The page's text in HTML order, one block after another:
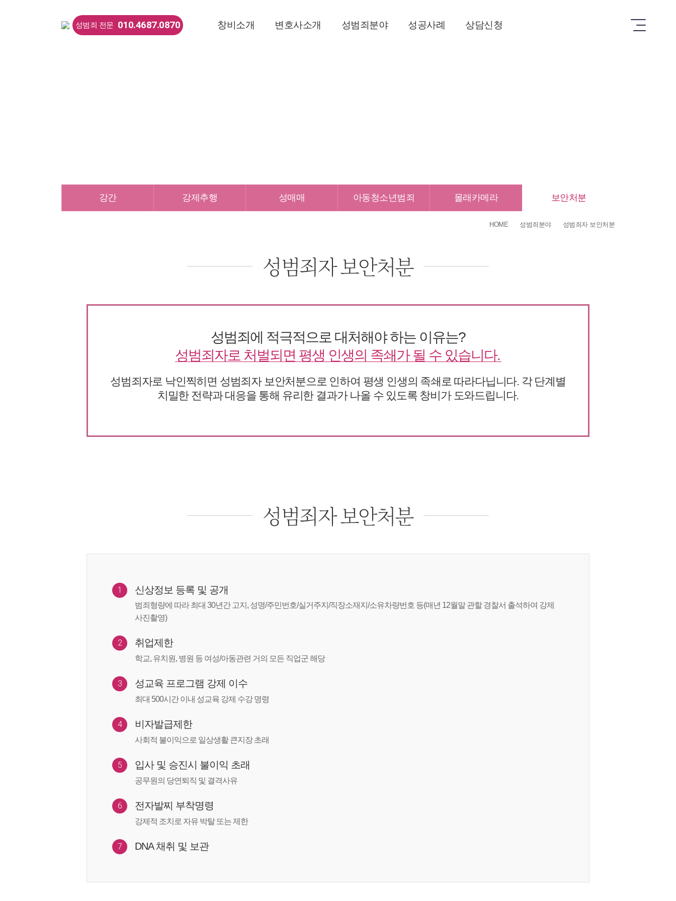
성범죄 전문 010.4687.0870 창비소개 변호사소개 성범죄분야 성공사례 상담신청
강간 강제추행 성매매 아동청소년범죄 몰래카메라 보안처분
HOME 성범죄분야 성범죄자 보안처분
성범죄자 보안처분
성범죄에 적극적으로 대처해야 하는 이유는?
성범죄자로 처벌되면 평생 인생의 족쇄가 될 수 있습니다.
성범죄자로 낙인찍히면 성범죄자 보안처분으로 인하여 평생 인생의 족쇄로 따라다닙니다. 각 단계별
치밀한 전략과 대응을 통해 유리한 결과가 나올 수 있도록 창비가 도와드립니다.
성범죄자 보안처분
1 신상정보 등록 및 공개
범죄형량에 따라 최대 30년간 고지, 성명/주민번호/실거주지/직장소재지/소유차량번호 등(매년 12월말 관할 경찰서 출석하여 강제
사진촬영)
2 취업제한
학교, 유치원, 병원 등 여성/아동관련 거의 모든 직업군 해당
3 성교육 프로그램 강제 이수
최대 500시간 이내 성교육 강제 수강 명령
4 비자발급제한
사회적 불이익으로 일상생활 큰지장 초래
5 입사 및 승진시 불이익 초래
공무원의 당연퇴직 및 결격사유
6 전자발찌 부착명령
강제적 조치로 자유 박탈 또는 제한
7 DNA 채취 및 보관